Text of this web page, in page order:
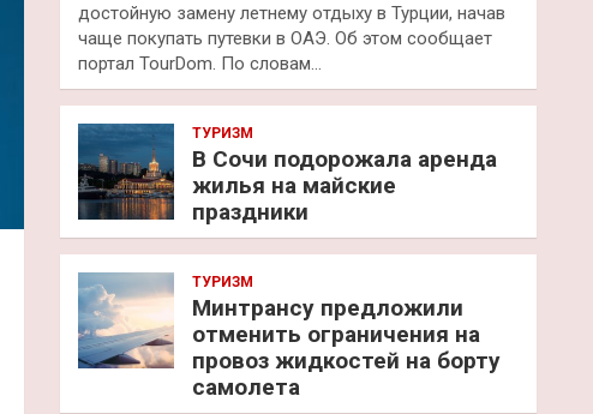
достойную замену летнему отдыху в Турции, начав
чаще покупать путевки в ОАЭ. Об этом сообщает
портал TourDom. По словам…
ТУРИЗМ
В Сочи подорожала аренда
жилья на майские
праздники
ТУРИЗМ
Минтрансу предложили
отменить ограничения на
провоз жидкостей на борту
самолета